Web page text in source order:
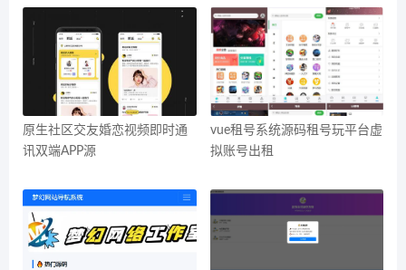
原生社区交友婚恋视频即时通
讯双端APP源
vue租号系统源码租号玩平台虚
拟账号出租